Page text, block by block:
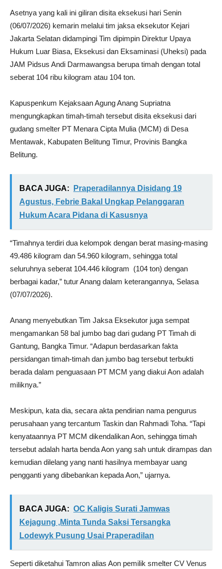
Asetnya yang kali ini giliran disita eksekusi hari Senin
(06/07/2026) kemarin melalui tim jaksa eksekutor Kejari
Jakarta Selatan didampingi Tim dipimpin Direktur Upaya
Hukum Luar Biasa, Eksekusi dan Eksaminasi (Uheksi) pada
JAM Pidsus Andi Darmawangsa berupa timah dengan total
seberat 104 ribu kilogram atau 104 ton.
Kapuspenkum Kejaksaan Agung Anang Supriatna
mengungkapkan timah-timah tersebut disita eksekusi dari
gudang smelter PT Menara Cipta Mulia (MCM) di Desa
Mentawak, Kabupaten Belitung Timur, Provinis Bangka
Belitung.
BACA JUGA:
Praperadilannya Disidang 19
Agustus, Febrie Bakal Ungkap Pelanggaran
Hukum Acara Pidana di Kasusnya
“Timahnya terdiri dua kelompok dengan berat masing-masing
49.486 kilogram dan 54.960 kilogram, sehingga total
seluruhnya seberat 104.446 kilogram (104 ton) dengan
berbagai kadar,” tutur Anang dalam keterangannya, Selasa
(07/07/2026).
Anang menyebutkan Tim Jaksa Eksekutor juga sempat
mengamankan 58 bal jumbo bag dari gudang PT Timah di
Gantung, Bangka Timur. “Adapun berdasarkan fakta
persidangan timah-timah dan jumbo bag tersebut terbukti
berada dalam penguasaan PT MCM yang diakui Aon adalah
miliknya.”
Meskipun, kata dia, secara akta pendirian nama pengurus
perusahaan yang tercantum Taskin dan Rahmadi Toha. “Tapi
kenyataannya PT MCM dikendalikan Aon, sehingga timah
tersebut adalah harta benda Aon yang sah untuk dirampas dan
kemudian dilelang yang nanti hasilnya membayar uang
pengganti yang dibebankan kepada Aon,” ujarnya.
BACA JUGA: OC Kaligis Surati Jamwas
Kejagung ,Minta Tunda Saksi Tersangka
Lodewyk Pusung Usai Praperadilan
Seperti diketahui Tamron alias Aon pemilik smelter CV Venus